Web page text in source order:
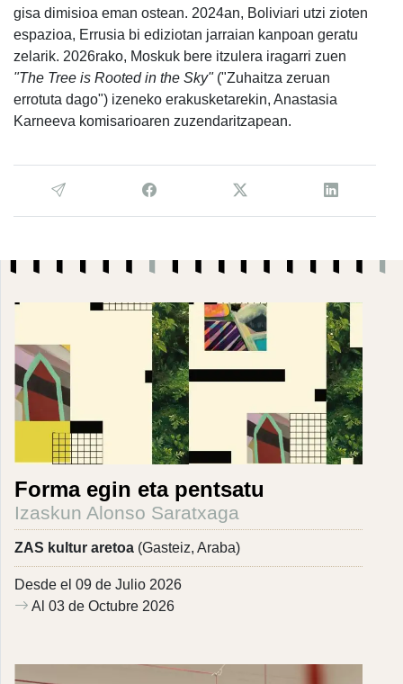
gisa dimisioa eman ostean. 2024an, Boliviari utzi zioten
espazioa, Errusia bi ediziotan jarraian kanpoan geratu
zelarik. 2026rako, Moskuk bere itzulera iragarri zuen
"The Tree is Rooted in the Sky"("Zuhaitza zeruan
errotuta dago") izeneko erakusketarekin, Anastasia
Karneeva komisarioaren zuzendaritzapean.
Forma egin eta pentsatu
Izaskun Alonso Saratxaga
ZAS kultur aretoa (Gasteiz, Araba)
Desde el 09 de Julio 2026
Al 03 de Octubre 2026